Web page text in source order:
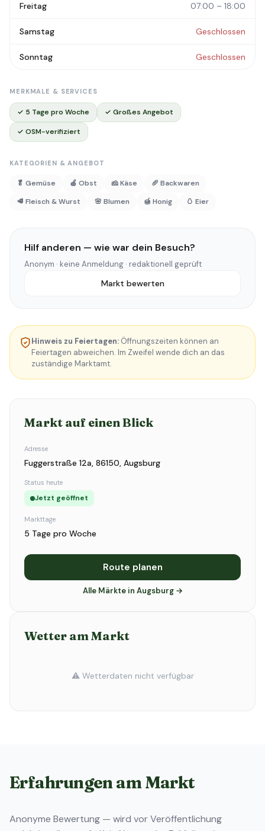
Freitag 07:00 – 18:00
Samstag Geschlossen
Sonntag Geschlossen
MERKMALE & SERVICES
✓ 5 Tage pro Woche ✓ Großes Angebot
✓ OSM-verifiziert
KATEGORIEN & ANGEBOT
🥬 Gemüse 🍎 Obst 🧀 Käse
🥖 Backwaren
🥩 Fleisch & Wurst
🌸 Blumen 🍯 Honig 🥚 Eier
Hilf anderen — wie war dein Besuch?
Anonym · keine Anmeldung · redaktionell geprüft
Markt bewerten
Hinweis zu Feiertagen: Öffnungszeiten können an
Feiertagen abweichen. Im Zweifel wende dich an das
zuständige Marktamt.
Markt auf einen Blick
Adresse
Fuggerstraße 12a, 86150, Augsburg
Status heute
Jetzt geöffnet
Markttage
5 Tage pro Woche
Route planen
Alle Märkte in Augsburg →
Wetter am Markt
⚠️ Wetterdaten nicht verfügbar
Erfahrungen am Markt
Anonyme Bewertung — wird vor Veröffentlichung